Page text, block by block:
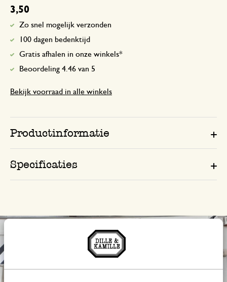
3,50
Zo snel mogelijk verzonden
100 dagen bedenktijd
Gratis afhalen in onze winkels*
Beoordeling 4.46 van 5
Bekijk voorraad in alle winkels
Productinformatie
Specificaties